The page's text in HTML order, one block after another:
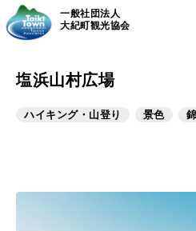
一般社団法人
大紀町観光協会
塩浜山村広場
ハイキング・山登り 景色